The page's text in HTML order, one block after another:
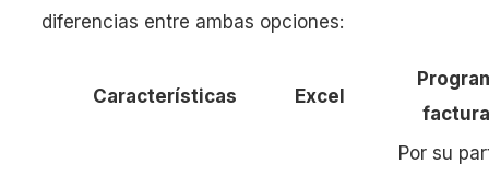
diferencias entre ambas opciones:
Características Excel
Por su